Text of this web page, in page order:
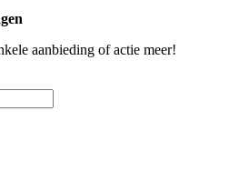
aanbieding of actie meer!